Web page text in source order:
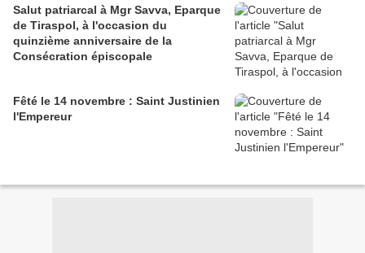
Salut patriarcal à Mgr Savva, Eparque
de Tiraspol, à l'occasion du
quinzième anniversaire de la
Consécration épiscopale
Fêté le 14 novembre : Saint Justinien
l'Empereur